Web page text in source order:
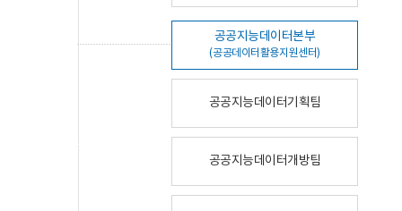
공공지능데이터본부
(공공데이터활용지원센터)
공공지능데이터기획팀
공공지능데이터개방팀